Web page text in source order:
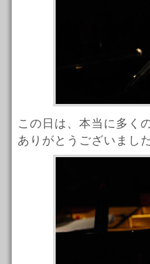
この日は、本当に多く
ありがとうございました